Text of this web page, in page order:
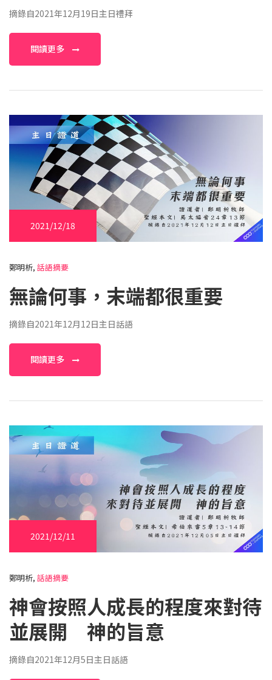
摘錄自2021年12月19日主日禮拜
閱讀更多
2021/12/18
鄭明析, 話語摘要
無論何事，末端都很重要
摘錄自2021年12月12日主日話語
閱讀更多
2021/12/11
鄭明析, 話語摘要
神會按照人成長的程度來對待
並展開 神的旨意
摘錄自2021年12月5日主日話語